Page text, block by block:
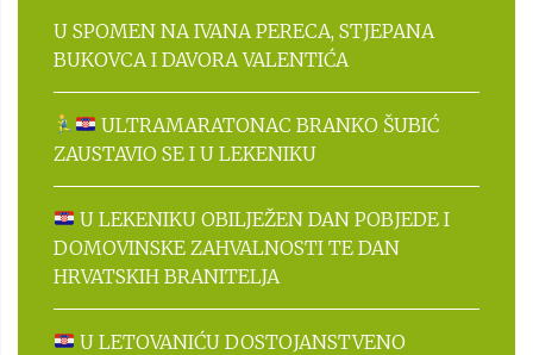
U SPOMEN NA IVANA PERECA, STJEPANA
BUKOVCA I DAVORA VALENTIĆA
ULTRAMARATONAC BRANKO ŠUBIĆ
ZAUSTAVIO SE I U LEKENIKU
U LEKENIKU OBILJEŽEN DAN POBJEDE I
DOMOVINSKE ZAHVALNOSTI TE DAN
HRVATSKIH BRANITELJA
U LETOVANIĆU DOSTOJANSTVENO